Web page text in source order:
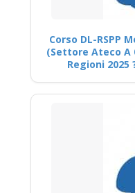
Corso DL-RSPP
(Settore Ateco A
Regioni